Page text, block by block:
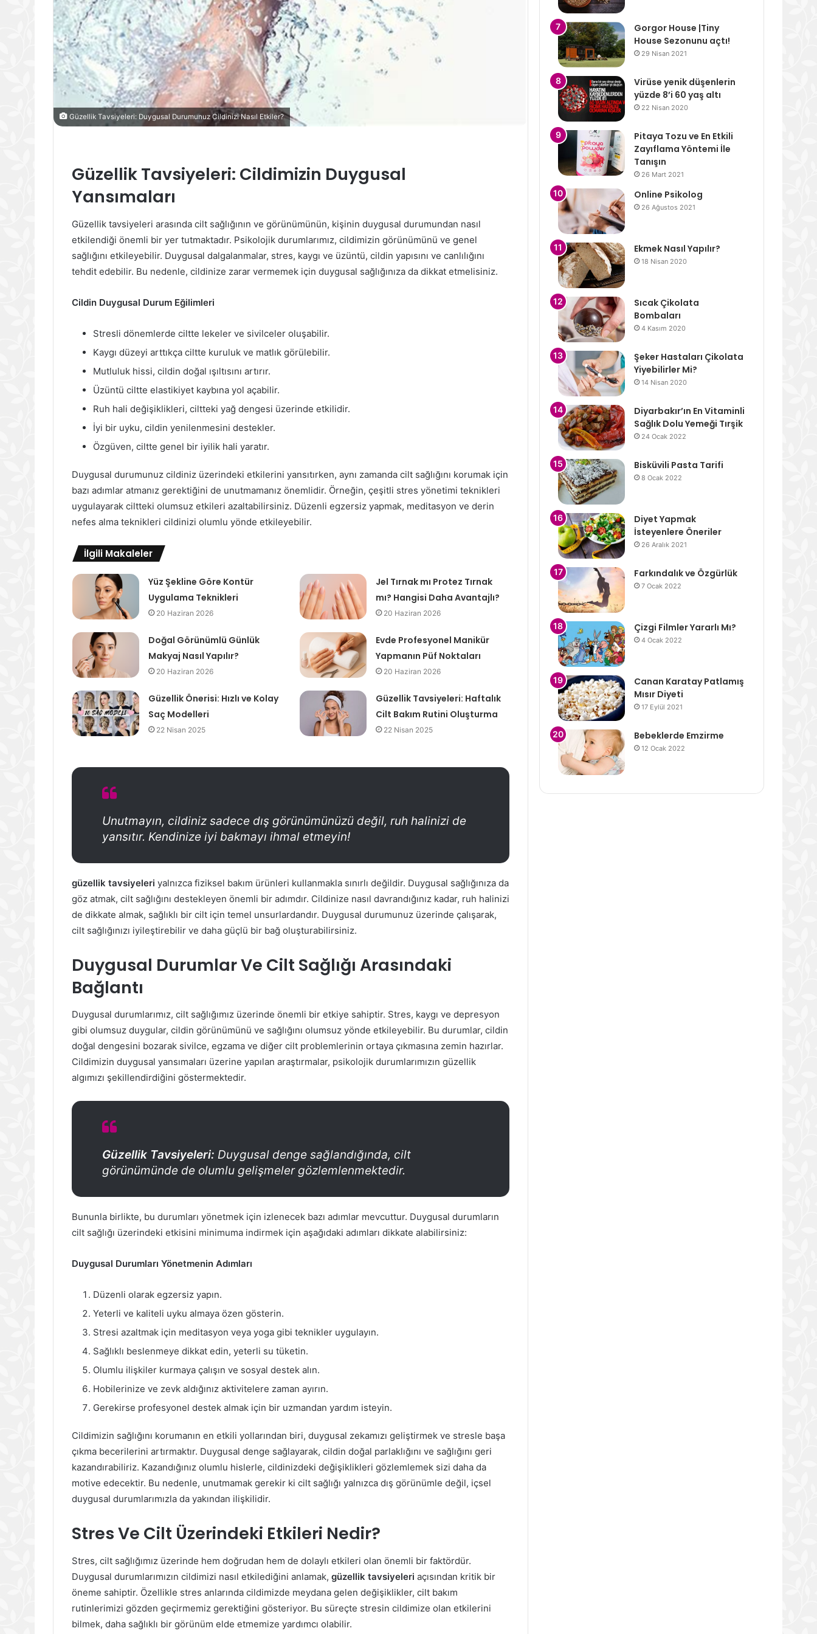
Güzellik Tavsiyeleri: Duygusal Durumunuz Cildinizi Nasıl Etkiler?
Güzellik Tavsiyeleri: Cildimizin Duygusal
Yansımaları
Güzellik tavsiyeleri arasında cilt sağlığının ve görünümünün, kişinin duygusal durumundan nasıl
etkilendiği önemli bir yer tutmaktadır. Psikolojik durumlarımız, cildimizin görünümünü ve genel
sağlığını etkileyebilir. Duygusal dalgalanmalar, stres, kaygı ve üzüntü, cildin yapısını ve canlılığını
tehdit edebilir. Bu nedenle, cildinize zarar vermemek için duygusal sağlığınıza da dikkat etmelisiniz.
Cildin Duygusal Durum Eğilimleri
Stresli dönemlerde ciltte lekeler ve sivilceler oluşabilir.
Kaygı düzeyi arttıkça ciltte kuruluk ve matlık görülebilir.
Mutluluk hissi, cildin doğal ışıltısını artırır.
Üzüntü ciltte elastikiyet kaybına yol açabilir.
Ruh hali değişiklikleri, ciltteki yağ dengesi üzerinde etkilidir.
İyi bir uyku, cildin yenilenmesini destekler.
Özgüven, ciltte genel bir iyilik hali yaratır.
Duygusal durumunuz cildiniz üzerindeki etkilerini yansıtırken, aynı zamanda cilt sağlığını korumak için
bazı adımlar atmanız gerektiğini de unutmamanız önemlidir. Örneğin, çeşitli stres yönetimi teknikleri
uygulayarak ciltteki olumsuz etkileri azaltabilirsiniz. Düzenli egzersiz yapmak, meditasyon ve derin
nefes alma teknikleri cildinizi olumlu yönde etkileyebilir.
İlgili Makaleler
Yüz Şekline Göre Kontür
Uygulama Teknikleri
20 Haziran 2026
Jel Tırnak mı Protez Tırnak
mı? Hangisi Daha Avantajlı?
20 Haziran 2026
Doğal Görünümlü Günlük
Makyaj Nasıl Yapılır?
20 Haziran 2026
Evde Profesyonel Manikür
Yapmanın Püf Noktaları
20 Haziran 2026
Güzellik Önerisi: Hızlı ve Kolay
Saç Modelleri
22 Nisan 2025
Güzellik Tavsiyeleri: Haftalık
Cilt Bakım Rutini Oluşturma
22 Nisan 2025
Unutmayın, cildiniz sadece dış görünümünüzü değil, ruh halinizi de
yansıtır. Kendinize iyi bakmayı ihmal etmeyin!
güzellik tavsiyeleri yalnızca fiziksel bakım ürünleri kullanmakla sınırlı değildir. Duygusal sağlığınıza da
göz atmak, cilt sağlığını destekleyen önemli bir adımdır. Cildinize nasıl davrandığınız kadar, ruh halinizi
de dikkate almak, sağlıklı bir cilt için temel unsurlardandır. Duygusal durumunuz üzerinde çalışarak,
cilt sağlığınızı iyileştirebilir ve daha güçlü bir bağ oluşturabilirsiniz.
Duygusal Durumlar Ve Cilt Sağlığı Arasındaki
Bağlantı
Duygusal durumlarımız, cilt sağlığımız üzerinde önemli bir etkiye sahiptir. Stres, kaygı ve depresyon
gibi olumsuz duygular, cildin görünümünü ve sağlığını olumsuz yönde etkileyebilir. Bu durumlar, cildin
doğal dengesini bozarak sivilce, egzama ve diğer cilt problemlerinin ortaya çıkmasına zemin hazırlar.
Cildimizin duygusal yansımaları üzerine yapılan araştırmalar, psikolojik durumlarımızın güzellik
algımızı şekillendirdiğini göstermektedir.
Güzellik Tavsiyeleri: Duygusal denge sağlandığında, cilt
görünümünde de olumlu gelişmeler gözlemlenmektedir.
Bununla birlikte, bu durumları yönetmek için izlenecek bazı adımlar mevcuttur. Duygusal durumların
cilt sağlığı üzerindeki etkisini minimuma indirmek için aşağıdaki adımları dikkate alabilirsiniz:
Duygusal Durumları Yönetmenin Adımları
Düzenli olarak egzersiz yapın.
Yeterli ve kaliteli uyku almaya özen gösterin.
Stresi azaltmak için meditasyon veya yoga gibi teknikler uygulayın.
Sağlıklı beslenmeye dikkat edin, yeterli su tüketin.
Olumlu ilişkiler kurmaya çalışın ve sosyal destek alın.
Hobilerinize ve zevk aldığınız aktivitelere zaman ayırın.
Gerekirse profesyonel destek almak için bir uzmandan yardım isteyin.
Cildimizin sağlığını korumanın en etkili yollarından biri, duygusal zekamızı geliştirmek ve stresle başa
çıkma becerilerini artırmaktır. Duygusal denge sağlayarak, cildin doğal parlaklığını ve sağlığını geri
kazandırabiliriz. Kazandığınız olumlu hislerle, cildinizdeki değişiklikleri gözlemlemek sizi daha da
motive edecektir. Bu nedenle, unutmamak gerekir ki cilt sağlığı yalnızca dış görünümle değil, içsel
duygusal durumlarımızla da yakından ilişkilidir.
Stres Ve Cilt Üzerindeki Etkileri Nedir?
Stres, cilt sağlığımız üzerinde hem doğrudan hem de dolaylı etkileri olan önemli bir faktördür.
Duygusal durumlarımızın cildimizi nasıl etkilediğini anlamak, güzellik tavsiyeleri açısından kritik bir
öneme sahiptir. Özellikle stres anlarında cildimizde meydana gelen değişiklikler, cilt bakım
rutinlerimizi gözden geçirmemiz gerektiğini gösteriyor. Bu süreçte stresin cildimize olan etkilerini
bilmek, daha sağlıklı bir görünüm elde etmemize yardımcı olabilir.
Gorgor House |Tiny
House Sezonunu açtı!
29 Nisan 2021
Virüse yenik düşenlerin
yüzde 8’i 60 yaş altı
22 Nisan 2020
Pitaya Tozu ve En Etkili
Zayıflama Yöntemi İle
Tanışın
26 Mart 2021
Online Psikolog
26 Ağustos 2021
Ekmek Nasıl Yapılır?
18 Nisan 2020
Sıcak Çikolata
Bombaları
4 Kasım 2020
Şeker Hastaları Çikolata
Yiyebilirler Mi?
14 Nisan 2020
Diyarbakır’ın En Vitaminli
Sağlık Dolu Yemeği Tırşik
24 Ocak 2022
Bisküvili Pasta Tarifi
8 Ocak 2022
Diyet Yapmak
İsteyenlere Öneriler
26 Aralık 2021
Farkındalık ve Özgürlük
7 Ocak 2022
Çizgi Filmler Yararlı Mı?
4 Ocak 2022
Canan Karatay Patlamış
Mısır Diyeti
17 Eylül 2021
Bebeklerde Emzirme
12 Ocak 2022